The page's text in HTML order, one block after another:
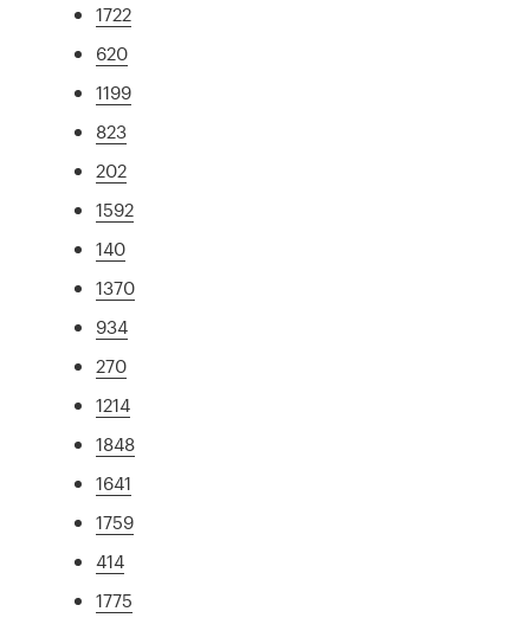
1722
620
1199
823
202
1592
140
1370
934
270
1214
1848
1641
1759
414
1775